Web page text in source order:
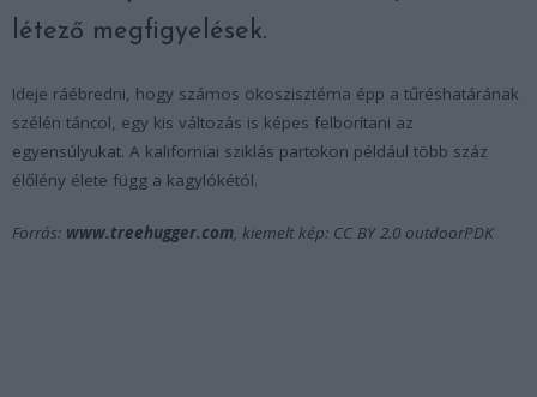
létező megfigyelések.
Ideje ráébredni, hogy számos ökoszisztéma épp a tűréshatárának
szélén táncol, egy kis változás is képes felborítani az
egyensúlyukat. A kaliforniai sziklás partokon például több száz
élőlény élete függ a kagylókétól.
Forrás: www.treehugger.com, kiemelt kép: CC BY 2.0 outdoorPDK